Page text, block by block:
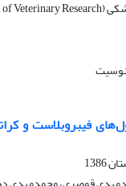
فیبروبلاست و